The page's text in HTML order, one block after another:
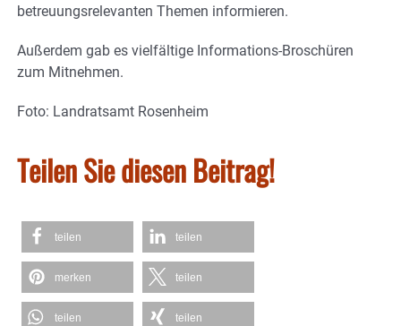
betreuungsrelevanten Themen informieren.
Außerdem gab es vielfältige Informations-Broschüren
zum Mitnehmen.
Foto: Landratsamt Rosenheim
Teilen Sie diesen Beitrag!
teilen teilen
merken teilen
teilen teilen